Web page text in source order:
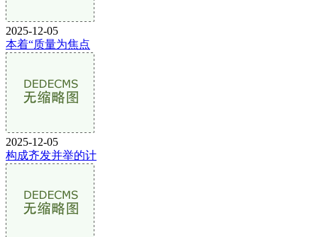
2025-12-05
本着“质量为焦点
2025-12-05
构成齐发并举的计